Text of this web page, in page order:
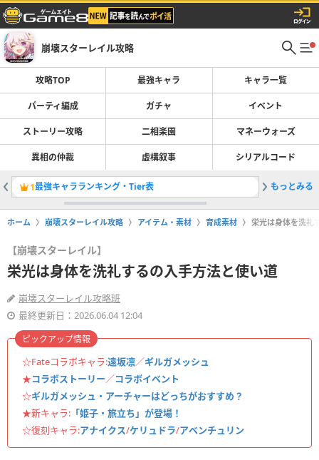
崩壊スターレイル攻略
攻略TOP 最強キャラ キャラ一覧
パーティ編成 ガチャ イベント
ストーリー攻略 二相楽園 マネーウォーズ
異相の仲裁 虚構叙事 シリアルコード
1最強キャラランキング・Tier表 2
もっとみる
ホーム 崩壊スターレイル攻略 アイテム・素材 育成素材 栄光は身体を洗礼
【崩壊スターレイル】
栄光は身体を洗礼するの入手方法と使い道
崩壊スターレイル攻略班
最終更新日：2026.06.04 12:04
☆Fateコラボキャラ:遠坂凛／ギルガメッシュ
★コラボストーリー／コラボイベント
☆ギルガメッシュ・アーチャーはどっちがおすすめ？
★新キャラ: 「姫子・旅立ち」が登場！
☆復刻キャラ:アナイクス/ケリュドラ/アベンチュリン
ピックアップ情報